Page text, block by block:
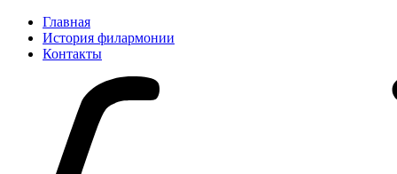
Главная
История филармонии
Контакты